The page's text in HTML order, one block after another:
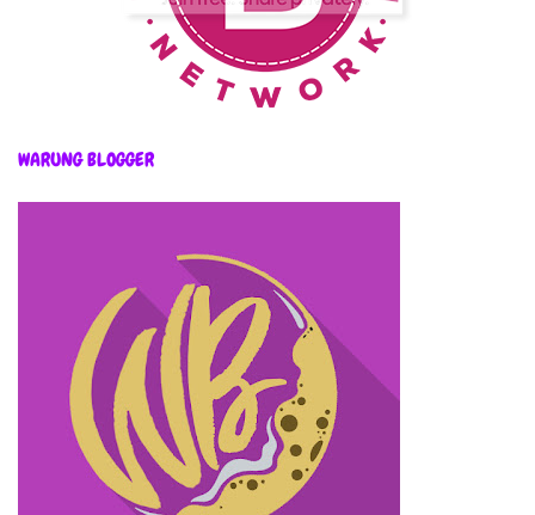
WARUNG BLOGGER